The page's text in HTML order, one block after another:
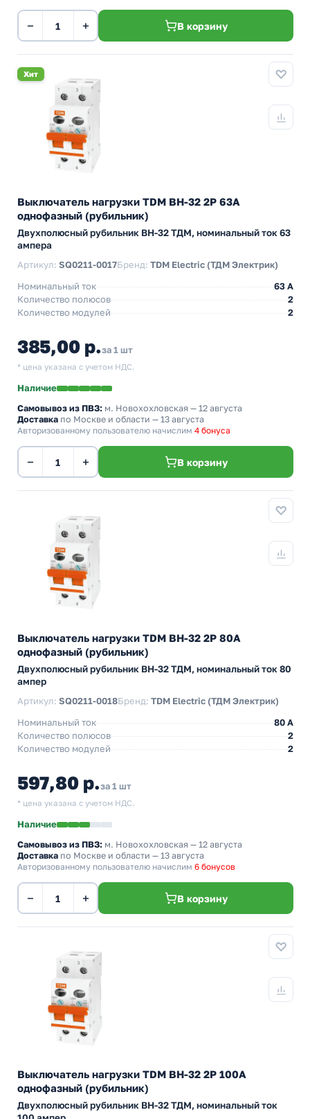
− + В корзину
Хит
Выключатель нагрузки TDM ВН-32 2P 63A
однофазный (рубильник)
Двухполюсный рубильник BH-32 ТДМ, номинальный ток 63
ампера
Артикул: SQ0211-0017Бренд: TDM Electric (ТДМ Электрик)
Номинальный ток
63 A
Количество полюсов
2
Количество модулей
2
385,00 р.за 1 шт
* цена указана с учетом НДС.
Наличие
Самовывоз из ПВЗ: м. Новохохловская — 12 августа
Доставка по Москве и области — 13 августа
Авторизованному пользователю начислим 4 бонуса
− + В корзину
Выключатель нагрузки TDM ВН-32 2P 80A
однофазный (рубильник)
Двухполюсный рубильник BH-32 ТДМ, номинальный ток 80
ампер
Артикул: SQ0211-0018Бренд: TDM Electric (ТДМ Электрик)
Номинальный ток
80 A
Количество полюсов
2
Количество модулей
2
597,80 р.за 1 шт
* цена указана с учетом НДС.
Наличие
Самовывоз из ПВЗ: м. Новохохловская — 12 августа
Доставка по Москве и области — 13 августа
Авторизованному пользователю начислим 6 бонусов
− + В корзину
Выключатель нагрузки TDM ВН-32 2P 100A
однофазный (рубильник)
Двухполюсный рубильник BH-32 ТДМ, номинальный ток